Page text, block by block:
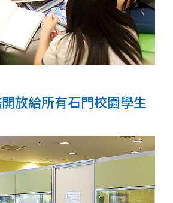
放給所有石門校園學生